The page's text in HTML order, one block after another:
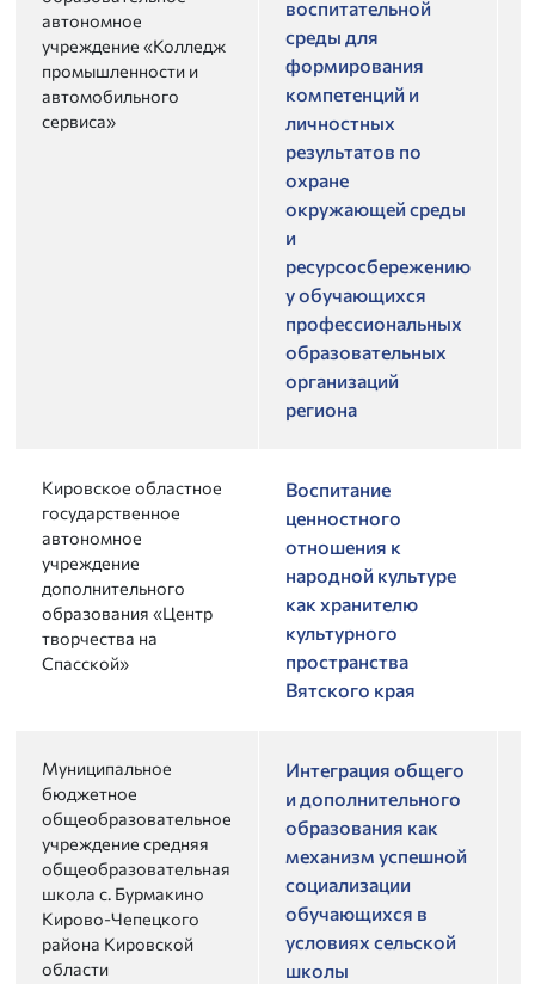
автономное
учреждение «Колледж
промышленности и
автомобильного
сервиса»
воспитательной
среды для
формирования
компетенций и
личностных
результатов по
охране
окружающей среды
и
ресурсосбережению
у обучающихся
профессиональных
образовательных
организаций
региона
Кировское областное
государственное
автономное
учреждение
дополнительного
образования «Центр
творчества на
Спасской»
Воспитание
ценностного
отношения к
народной культуре
как хранителю
культурного
пространства
Вятского края
Муниципальное
бюджетное
общеобразовательное
учреждение средняя
общеобразовательная
школа с. Бурмакино
Кирово-Чепецкого
района Кировской
области
Интеграция общего
и дополнительного
образования как
механизм успешной
социализации
обучающихся в
условиях сельской
школы